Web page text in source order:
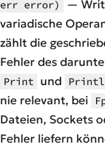
err error)
—
variadische
zählt die
Fehler des
Print und
nie relevant, bei
Dateien, Sockets
Fehler liefern